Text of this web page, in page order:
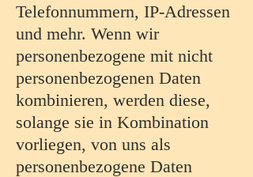
Telefonnummern, IP-Adressen
und mehr. Wenn wir
personenbezogene mit nicht
personenbezogenen Daten
kombinieren, werden diese,
solange sie in Kombination
vorliegen, von uns als
personenbezogene Daten